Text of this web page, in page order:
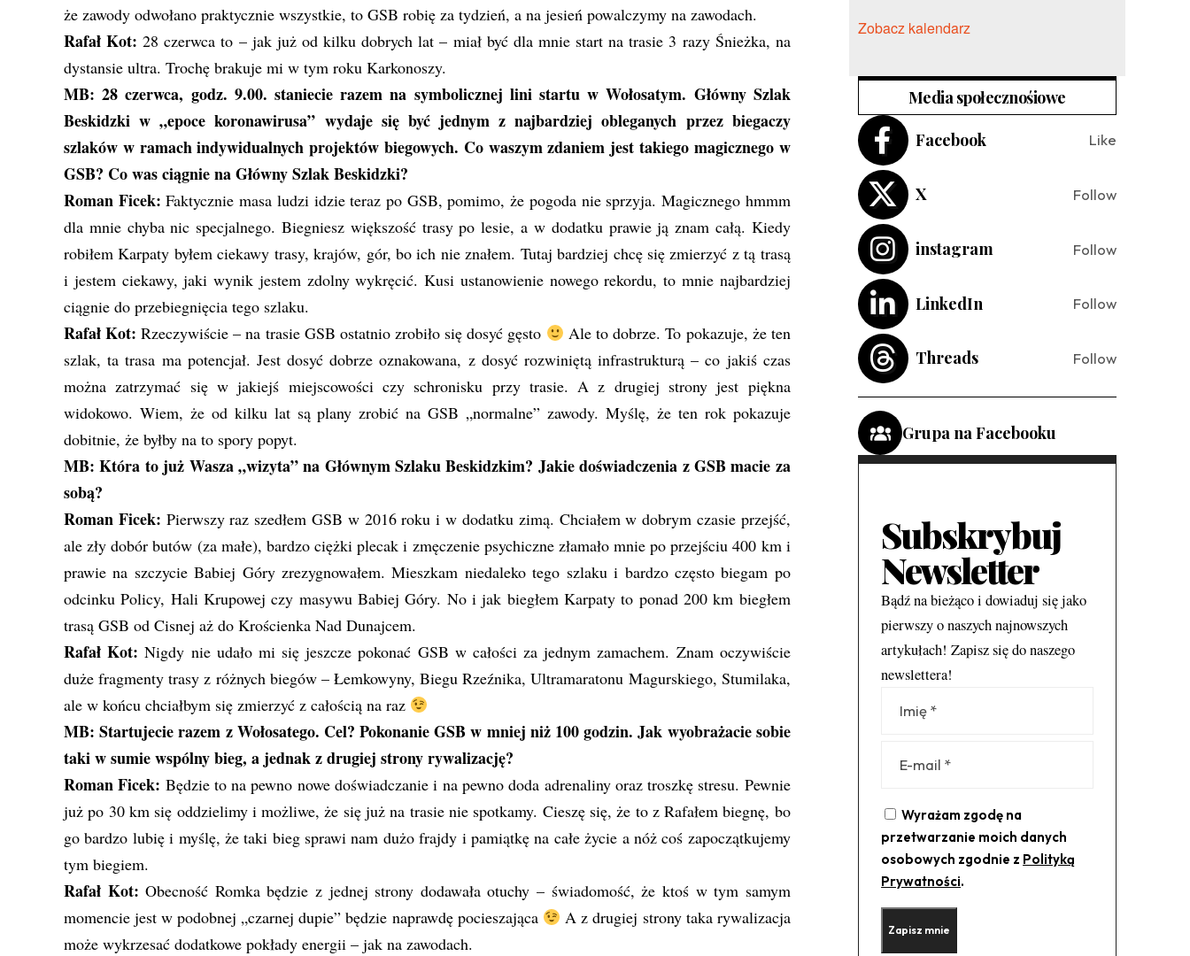
że zawody odwołano praktycznie wszystkie, to GSB robię za tydzień, a na jesień powalczymy na zawodach.
Rafał Kot: 28 czerwca to – jak już od kilku dobrych lat – miał być dla mnie start na trasie 3 razy Śnieżka, na
dystansie ultra. Trochę brakuje mi w tym roku Karkonoszy.
MB: 28 czerwca, godz. 9.00. staniecie razem na symbolicznej lini startu w Wołosatym. Główny Szlak
Beskidzki w „epoce koronawirusa” wydaje się być jednym z najbardziej obleganych przez biegaczy
szlaków w ramach indywidualnych projektów biegowych. Co waszym zdaniem jest takiego magicznego w
GSB? Co was ciągnie na Główny Szlak Beskidzki?
Roman Ficek: Faktycznie masa ludzi idzie teraz po GSB, pomimo, że pogoda nie sprzyja. Magicznego hmmm
dla mnie chyba nic specjalnego. Biegniesz większość trasy po lesie, a w dodatku prawie ją znam całą. Kiedy
robiłem Karpaty byłem ciekawy trasy, krajów, gór, bo ich nie znałem. Tutaj bardziej chcę się zmierzyć z tą trasą
i jestem ciekawy, jaki wynik jestem zdolny wykręcić. Kusi ustanowienie nowego rekordu, to mnie najbardziej
ciągnie do przebiegnięcia tego szlaku.
Rafał Kot: Rzeczywiście – na trasie GSB ostatnio zrobiło się dosyć gęsto
Ale to dobrze. To pokazuje, że ten
szlak, ta trasa ma potencjał. Jest dosyć dobrze oznakowana, z dosyć rozwiniętą infrastrukturą – co jakiś czas
można zatrzymać się w jakiejś miejscowości czy schronisku przy trasie. A z drugiej strony jest piękna
widokowo. Wiem, że od kilku lat są plany zrobić na GSB „normalne” zawody. Myślę, że ten rok pokazuje
dobitnie, że byłby na to spory popyt.
MB: Która to już Wasza „wizyta” na Głównym Szlaku Beskidzkim? Jakie doświadczenia z GSB macie za
sobą?
Roman Ficek: Pierwszy raz szedłem GSB w 2016 roku i w dodatku zimą. Chciałem w dobrym czasie przejść,
ale zły dobór butów (za małe), bardzo ciężki plecak i zmęczenie psychiczne złamało mnie po przejściu 400 km i
prawie na szczycie Babiej Góry zrezygnowałem. Mieszkam niedaleko tego szlaku i bardzo często biegam po
odcinku Policy, Hali Krupowej czy masywu Babiej Góry. No i jak biegłem Karpaty to ponad 200 km biegłem
trasą GSB od Cisnej aż do Krościenka Nad Dunajcem.
Rafał Kot: Nigdy nie udało mi się jeszcze pokonać GSB w całości za jednym zamachem. Znam oczywiście
duże fragmenty trasy z różnych biegów – Łemkowyny, Biegu Rzeźnika, Ultramaratonu Magurskiego, Stumilaka,
ale w końcu chciałbym się zmierzyć z całością na raz
MB: Startujecie razem z Wołosatego. Cel? Pokonanie GSB w mniej niż 100 godzin. Jak wyobrażacie sobie
taki w sumie wspólny bieg, a jednak z drugiej strony rywalizację?
Roman Ficek: Będzie to na pewno nowe doświadczanie i na pewno doda adrenaliny oraz troszkę stresu. Pewnie
już po 30 km się oddzielimy i możliwe, że się już na trasie nie spotkamy. Cieszę się, że to z Rafałem biegnę, bo
go bardzo lubię i myślę, że taki bieg sprawi nam dużo frajdy i pamiątkę na całe życie a nóż coś zapoczątkujemy
tym biegiem.
Rafał Kot: Obecność Romka będzie z jednej strony dodawała otuchy – świadomość, że ktoś w tym samym
momencie jest w podobnej „czarnej dupie” będzie naprawdę pocieszająca
A z drugiej strony taka rywalizacja
może wykrzesać dodatkowe pokłady energii – jak na zawodach.
Zobacz kalendarz
Media społecznośiowe
Facebook
Like
X Follow
instagram Follow
LinkedIn Follow
Threads Follow
Grupa na Facebooku
Subskrybuj
Newsletter
Bądź na bieżąco i dowiaduj się jako
pierwszy o naszych najnowszych
artykułach! Zapisz się do naszego
newslettera!
Wyrażam zgodę na
przetwarzanie moich danych
osobowych zgodnie z Polityką
Prywatności.
Alternative: